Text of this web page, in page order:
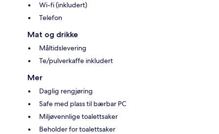
Wi-fi (inkludert)
Telefon
Mat og drikke
Måltidslevering
Te/pulverkaffe inkludert
Mer
Daglig rengjøring
Safe med plass til bærbar PC
Miljøvennlige toalettsaker
Beholder for toalettsaker